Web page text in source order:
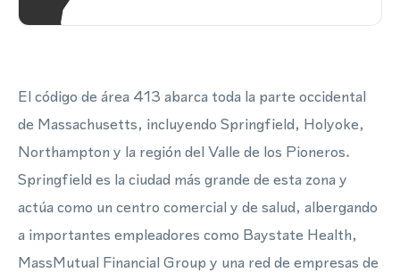
El código de área 413 abarca toda la parte occidental
de Massachusetts, incluyendo Springfield, Holyoke,
Northampton y la región del Valle de los Pioneros.
Springfield es la ciudad más grande de esta zona y
actúa como un centro comercial y de salud, albergando
a importantes empleadores como Baystate Health,
MassMutual Financial Group y una red de empresas de